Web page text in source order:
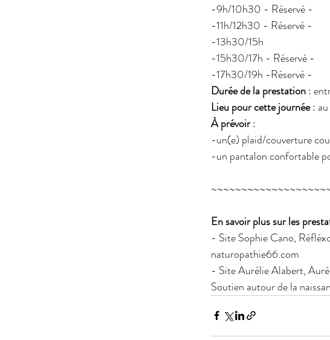
-9h/10h30 - Réservé -
-11h/12h30 - Réservé -
-13h30/15h
-15h30/17h - Réservé -
-17h30/19h -Réservé -
Durée de la prestation :
Lieu pour cette journée : au
À prévoir :
-un(e) plaid/couverture
-un pantalon confortable
En savoir plus sur les
- Site Sophie Cano,
naturopathie66.com
- Site Aurélie Alabert,
Soutien autour de la